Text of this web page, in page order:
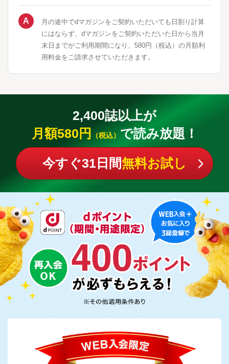
月の途中でdマガジンをご契約いただいても日割り計算
にはならず、dマガジンをご契約いただいた日から当月
末日までがご利用期間になり、580円（税込）の月額利
用料金をご請求させていただきます。
2,400誌以上が
月額580円
（税込） で読み放題！
今すぐ31日間無料お試し